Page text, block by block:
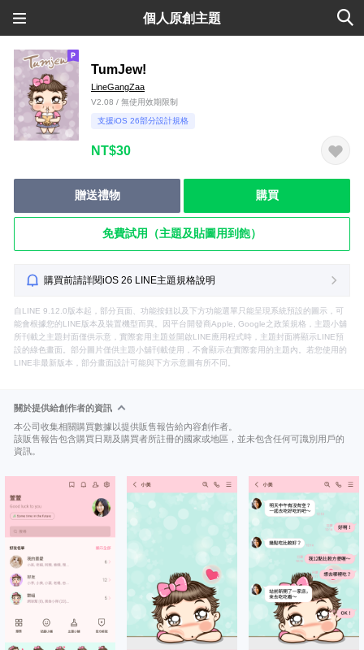
個人原創主題
TumJew!
LineGangZaa
V2.08 / 無使用效期限制
支援iOS 26部分設計規格
NT$30
贈送禮物 購買
免費試用（主題及貼圖用到飽）
購買前請詳閱iOS 26 LINE主題規格說明
自LINE 9.12.0版本起，部分頁面、功能按鈕以及下方功能選單只能呈現系統預設的圖示，可
能會根據您的LINE版本及裝置機型而異。因平台開發商Apple, Google之政策規格，主題小舖
所刊載之主題封面僅供示意，實際套用主題並開啟LINE應用程式時，主題封面將顯示LINE預
設的綠色畫面。部分圖片僅供主題小舖刊載使用，不會顯示在實際套用的主題內。若您使用的
LINE非最新版本，部分畫面設計可能與下方示意圖有所不同。
關於提供給創作者的資訊
本公司收集相關購買數據以提供販售報告給內容創作者。
該販售報告包含購買日期及購買者所註冊的國家或地區，並未包含任何可識別用戶的
資訊。